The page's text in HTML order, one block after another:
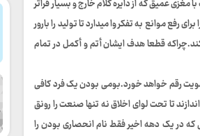
عمیق که از دایره کلام خارج و بسیار فراتر
موانع به تفکر وا میدارد تا تولید را بارور
قطعا هدف ایشان أتم و أکمل در تمام
رقم خواهد خورد.بومی بودن یک فرد کافی
تا تحت لوای اخلاق نه تنها صنعت را رونق
که در یک دهه اخیر فقط نام انحصاری بودن را